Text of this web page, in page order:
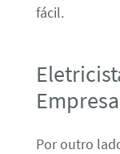
fácil.
Por outro